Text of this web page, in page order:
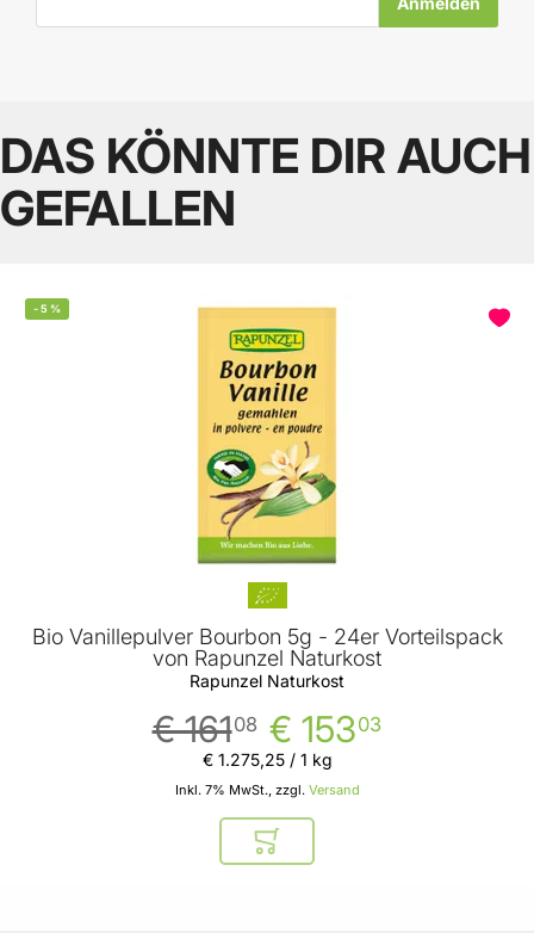
DAS KÖNNTE DIR AUCH
GEFALLEN
-5 %
Bio Vanillepulver Bourbon 5g - 24er Vorteilspack
von Rapunzel Naturkost
Rapunzel Naturkost
€ 15303
€ 16108
Inkl. 7% MwSt., zzgl. Versand
€ 1.275,25/ 1 kg
In den Warenkorb